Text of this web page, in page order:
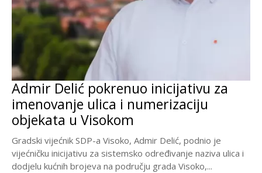
Admir Delić pokrenuo inicijativu za
imenovanje ulica i numerizaciju
objekata u Visokom
Gradski vijećnik SDP-a Visoko, Admir Delić, podnio je
vijećničku inicijativu za sistemsko određivanje naziva ulica i
dodjelu kućnih brojeva na području grada Visoko,...